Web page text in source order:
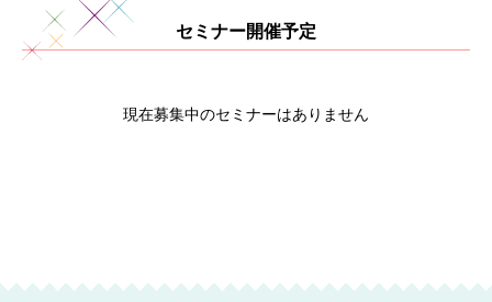
セミナー開催予定
現在募集中のセミナーはありません